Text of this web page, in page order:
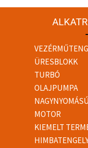
ÜRESBLOKK
TURBÓ
OLAJPUMPA
MOTOR
KIEMELT